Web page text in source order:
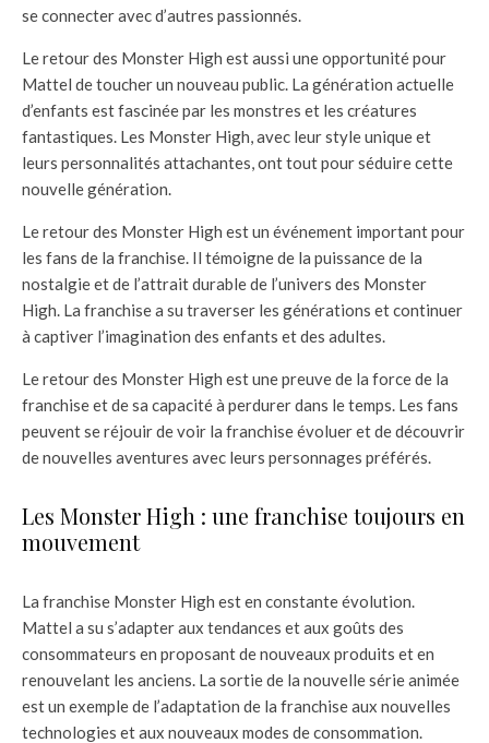
se connecter avec d’autres passionnés.
Le retour des Monster High est aussi une opportunité pour
Mattel de toucher un nouveau public. La génération actuelle
d’enfants est fascinée par les monstres et les créatures
fantastiques. Les Monster High, avec leur style unique et
leurs personnalités attachantes, ont tout pour séduire cette
nouvelle génération.
Le retour des Monster High est un événement important pour
les fans de la franchise. Il témoigne de la puissance de la
nostalgie et de l’attrait durable de l’univers des Monster
High. La franchise a su traverser les générations et continuer
à captiver l’imagination des enfants et des adultes.
Le retour des Monster High est une preuve de la force de la
franchise et de sa capacité à perdurer dans le temps. Les fans
peuvent se réjouir de voir la franchise évoluer et de découvrir
de nouvelles aventures avec leurs personnages préférés.
Les Monster High : une franchise toujours en
mouvement
La franchise Monster High est en constante évolution.
Mattel a su s’adapter aux tendances et aux goûts des
consommateurs en proposant de nouveaux produits et en
renouvelant les anciens. La sortie de la nouvelle série animée
est un exemple de l’adaptation de la franchise aux nouvelles
technologies et aux nouveaux modes de consommation.